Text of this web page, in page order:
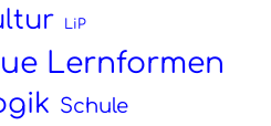
LiP
Lernformen
Schule